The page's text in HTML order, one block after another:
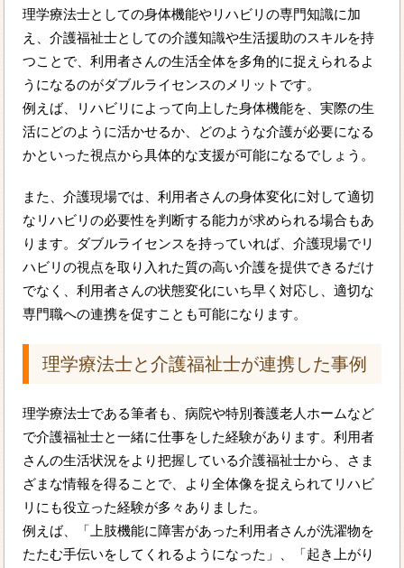
理学療法士としての身体機能やリハビリの専門知識に加
え、介護福祉士としての介護知識や生活援助のスキルを持
つことで、利用者さんの生活全体を多角的に捉えられるよ
うになるのがダブルライセンスのメリットです。
例えば、リハビリによって向上した身体機能を、実際の生
活にどのように活かせるか、どのような介護が必要になる
かといった視点から具体的な支援が可能になるでしょう。
また、介護現場では、利用者さんの身体変化に対して適切
なリハビリの必要性を判断する能力が求められる場合もあ
ります。ダブルライセンスを持っていれば、介護現場でリ
ハビリの視点を取り入れた質の高い介護を提供できるだけ
でなく、利用者さんの状態変化にいち早く対応し、適切な
専門職への連携を促すことも可能になります。
理学療法士と介護福祉士が連携した事例
理学療法士である筆者も、病院や特別養護老人ホームなど
で介護福祉士と一緒に仕事をした経験があります。利用者
さんの生活状況をより把握している介護福祉士から、さま
ざまな情報を得ることで、より全体像を捉えられてリハビ
リにも役立った経験が多々ありました。
例えば、「上肢機能に障害があった利用者さんが洗濯物を
たたむ手伝いをしてくれるようになった」、「起き上がり